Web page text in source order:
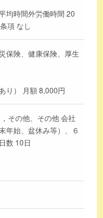
均時間外労働時間 20
項 なし
保険、健康保険、厚生
り） 月額 8,000円
その他、その他 会社
年始、盆休み等）、６
数 10日